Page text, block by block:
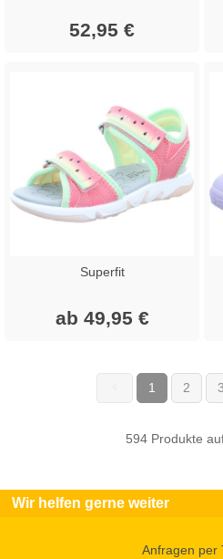
52,95 €
Superfit
ab 49,95 €
1 (current)
2 3
594 Produkte
Wir helfen gerne weiter
Anfragen per